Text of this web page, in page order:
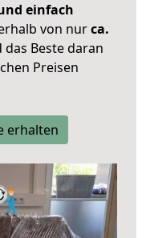
einfach
von nurca.
Beste daran
Preisen
erhalten